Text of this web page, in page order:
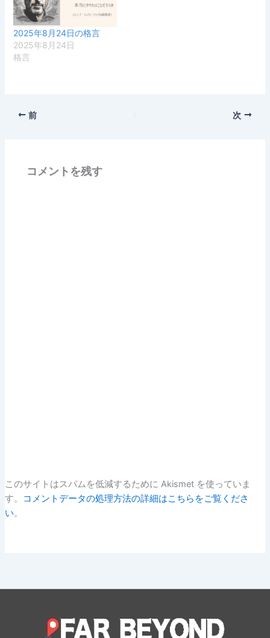
2025年8月24日の格言
2025年8月24日
格言
前 次
コメントを残す
このサイトはスパムを低減するために Akismet を使っていま
す。
コメントデータの処理方法の詳細はこちらをご覧くださ
い。